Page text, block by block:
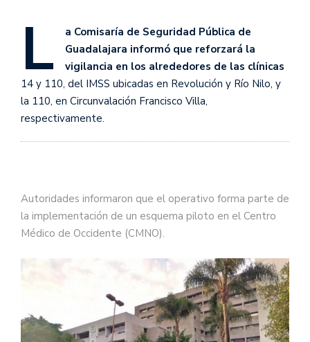
L
a Comisaría de Seguridad Pública de
Guadalajara informó que reforzará la
vigilancia en los alrededores de las clínicas
14 y 110, del IMSS ubicadas en Revolución y Río Nilo, y
la 110, en Circunvalación Francisco Villa,
respectivamente.
Autoridades informaron que el operativo forma parte de
la implementación de un esquema piloto en el Centro
Médico de Occidente (CMNO).